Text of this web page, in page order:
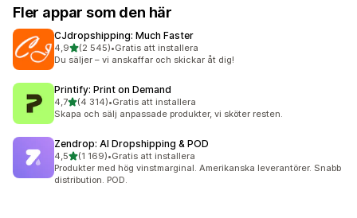
Fler appar som den här
CJdropshipping: Much Faster
4,9av 5 stjärnor
(2 545)
2545 recensioner totalt
•Gratis att installera
Du säljer – vi anskaffar och skickar åt dig!
Printify: Print on Demand
4,7av 5 stjärnor
(4 314)
4314 recensioner totalt
•Gratis att installera
Skapa och sälj anpassade produkter, vi sköter resten.
Zendrop: AI Dropshipping & POD
4,5av 5 stjärnor
(1 169)
1169 recensioner totalt
•Gratis att installera
Produkter med hög vinstmarginal. Amerikanska leverantörer. Snabb
distribution. POD.